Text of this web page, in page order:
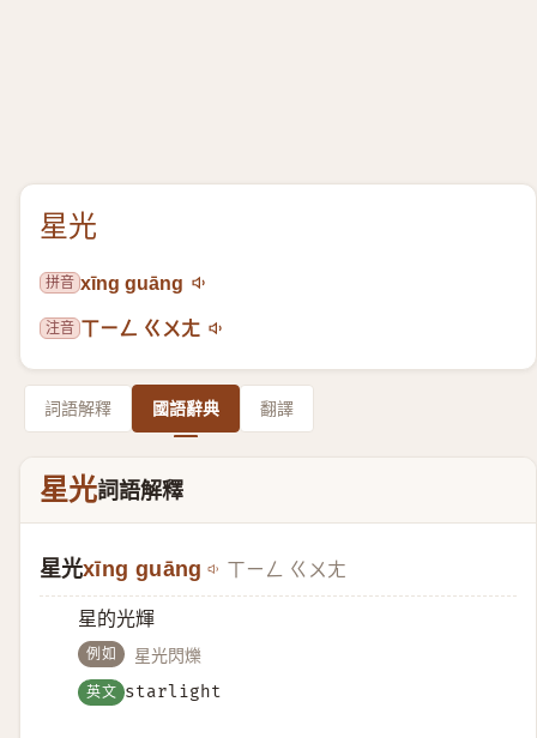
星光
拼音 xīng guāng
注音 ㄒㄧㄥ ㄍㄨㄤ
詞語解釋 國語辭典 翻譯
星光詞語解釋
星光xīng guāng ㄒㄧㄥ ㄍㄨㄤ
星的光輝
例如 星光閃爍
英文 starlight